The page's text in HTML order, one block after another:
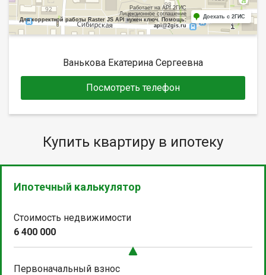
Работает на API 2ГИС
Лицензионное соглашение
Для корректной работы Raster JS API нужен ключ. Помощь:
api@2gis.ru
Доехать с 2ГИС
Ванькова Екатерина Сергеевна
Посмотреть телефон
Купить квартиру в ипотеку
Ипотечный калькулятор
Стоимость недвижимости
6 400 000
Первоначальный взнос